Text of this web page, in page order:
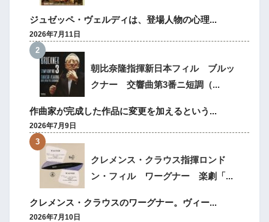
ジュゼッペ・ヴェルディは、登場人物の心理...
2026年7月11日
朝比奈隆指揮新日本フィル ブルッ
クナー 交響曲第3番ニ短調（...
作曲家が完成した作品に変更を加えるという...
2026年7月9日
クレメンス・クラウス指揮ロンド
ン・フィル ワーグナー 楽劇「...
クレメンス・クラウスのワーグナー。ヴィー...
2026年7月10日